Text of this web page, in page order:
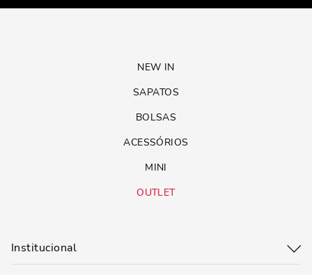
NEW IN
SAPATOS
BOLSAS
ACESSÓRIOS
MINI
OUTLET
Institucional